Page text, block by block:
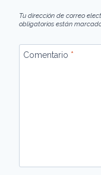
Tu dirección de correo
obligatorios están
Comentario *